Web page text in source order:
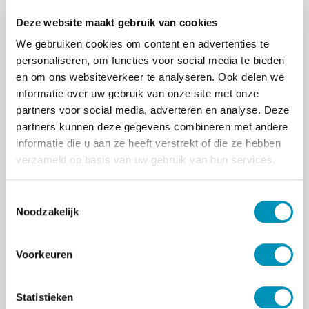
Deze website maakt gebruik van cookies
We gebruiken cookies om content en advertenties te
personaliseren, om functies voor social media te bieden
en om ons websiteverkeer te analyseren. Ook delen we
informatie over uw gebruik van onze site met onze
partners voor social media, adverteren en analyse. Deze
partners kunnen deze gegevens combineren met andere
informatie die u aan ze heeft verstrekt of die ze hebben
verzameld op basis van uw gebruik van hun services.
Noodzakelijk
Voorkeuren
Statistieken
videobellen cognitieve gedragstherapie.
Comparison – coginitieve gedragstherapie face
to face. Outcome - effectiviteit van de therapie:
bijvoorbeeld een daling in de meting van
depressieve symptomen. Afhankelijke van je
zoekterm en hoe compleet je bent in het stellen
van je vraag, krijg je de beste resultaten.’
Inspelen op de kennisemancipatie
Informatie is in deze tijd steeds toegankelijker.
‘Daarom is het belangrijk dat veel meer mensen
En hun informatie niet halen uit TikTok-filmpjes
bijvoorbeeld. Kennisemancipatie voegt waarde
kennis.’ EvidenceHunt maakt de toegang tot